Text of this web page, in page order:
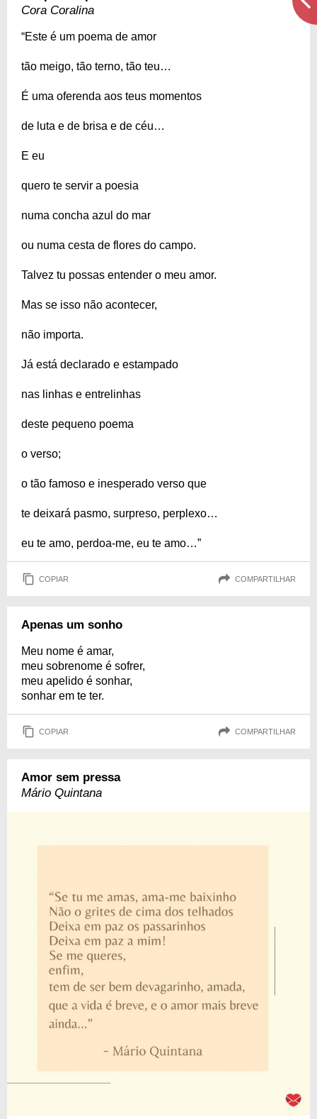
Cora Coralina
“Este é um poema de amor
tão meigo, tão terno, tão teu…
É uma oferenda aos teus momentos
de luta e de brisa e de céu…
E eu
quero te servir a poesia
numa concha azul do mar
ou numa cesta de flores do campo.
Talvez tu possas entender o meu amor.
Mas se isso não acontecer,
não importa.
Já está declarado e estampado
nas linhas e entrelinhas
deste pequeno poema
o verso;
o tão famoso e inesperado verso que
te deixará pasmo, surpreso, perplexo…
eu te amo, perdoa-me, eu te amo…”
COPIAR COMPARTILHAR
Apenas um sonho
Meu nome é amar,
meu sobrenome é sofrer,
meu apelido é sonhar,
sonhar em te ter.
COPIAR COMPARTILHAR
Amor sem pressa
Mário Quintana